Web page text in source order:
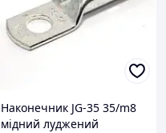
Наконечник JG-35 35/m8
мідний луджений